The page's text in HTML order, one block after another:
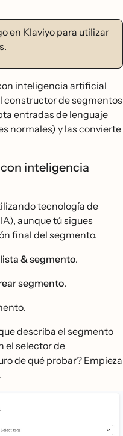
en Klaviyo para utilizar
inteligencia artificial
de segmentos
entradas de lenguaje
normales) y las convierte
inteligencia
tecnología de
aunque tú sigues
final del segmento.
lista & segmento.
segmento.
describa el segmento
el selector de
de qué probar? Empieza
.